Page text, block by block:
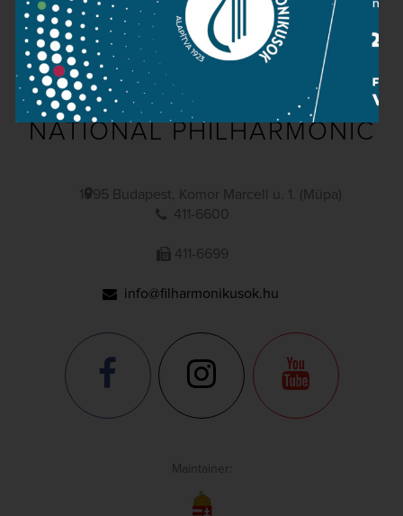
Imprint
NATIONAL PHILHARMONIC
1095 Budapest, Komor Marcell u. 1. (Müpa)
411-6600
411-6699
info@filharmonikusok.hu
Maintainer: